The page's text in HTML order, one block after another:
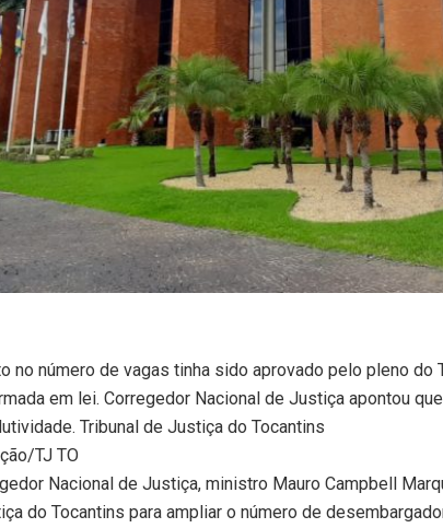
no número de vagas tinha sido aprovado pelo pleno
em lei. Corregedor Nacional de Justiça apontou
Tribunal de Justiça do Tocantins
TJ TO
Nacional de Justiça, ministro Mauro Campbell
do Tocantins para ampliar o número de